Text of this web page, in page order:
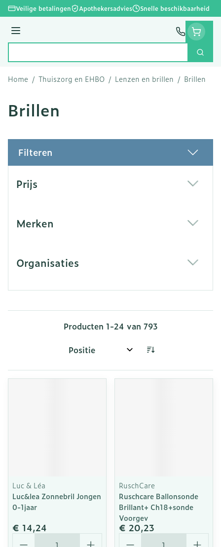
Ga naar de inhoud
Veilige betalingen Apothekersadvies Snelle beschikbaarheid
Menu
Zoek
Home / Thuiszorg en EHBO / Lenzen en brillen / Brillen
Brillen
Filteren
Prijs
Merken
Organisaties
Producten 1-24 van 793
Sorteer op:
Luc & Léa
Luc&lea Zonnebril Jongen
0-1jaar
€ 14,24
Aantal
RuschCare
Ruschcare Ballonsonde
Brillant+ Ch18+sonde
Voorgev
€ 20,23
Aantal